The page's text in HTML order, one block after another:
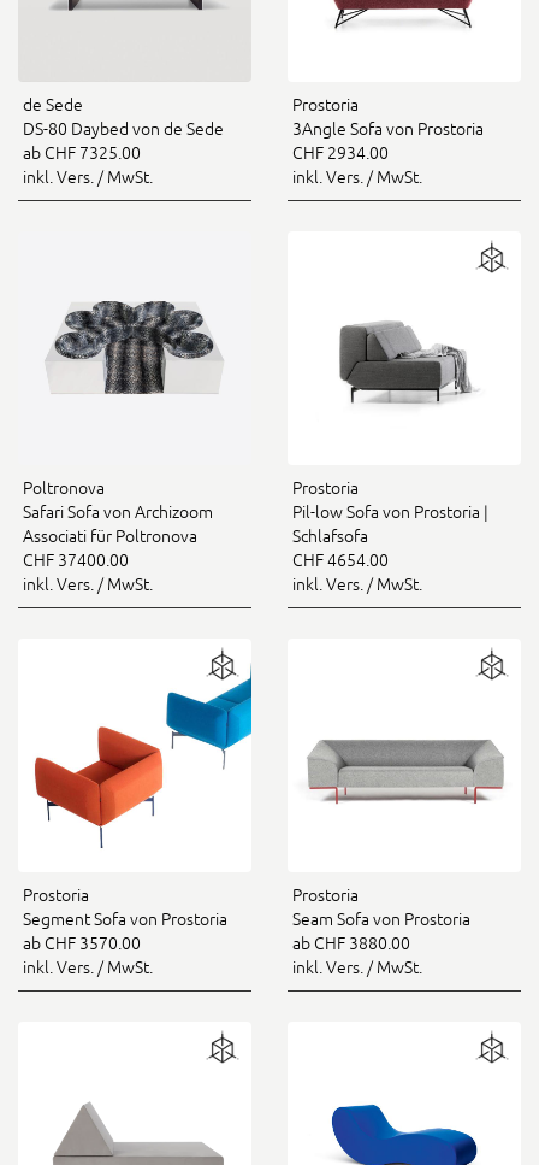
de Sede
DS-80 Daybed von de Sede
ab CHF 7325.00
inkl. Vers. / MwSt.
Prostoria
3Angle Sofa von Prostoria
CHF 2934.00
inkl. Vers. / MwSt.
Poltronova
Safari Sofa von Archizoom
Associati für Poltronova
CHF 37400.00
inkl. Vers. / MwSt.
Prostoria
Pil-low Sofa von Prostoria |
Schlafsofa
CHF 4654.00
inkl. Vers. / MwSt.
Prostoria
Segment Sofa von Prostoria
ab CHF 3570.00
inkl. Vers. / MwSt.
Prostoria
Seam Sofa von Prostoria
ab CHF 3880.00
inkl. Vers. / MwSt.